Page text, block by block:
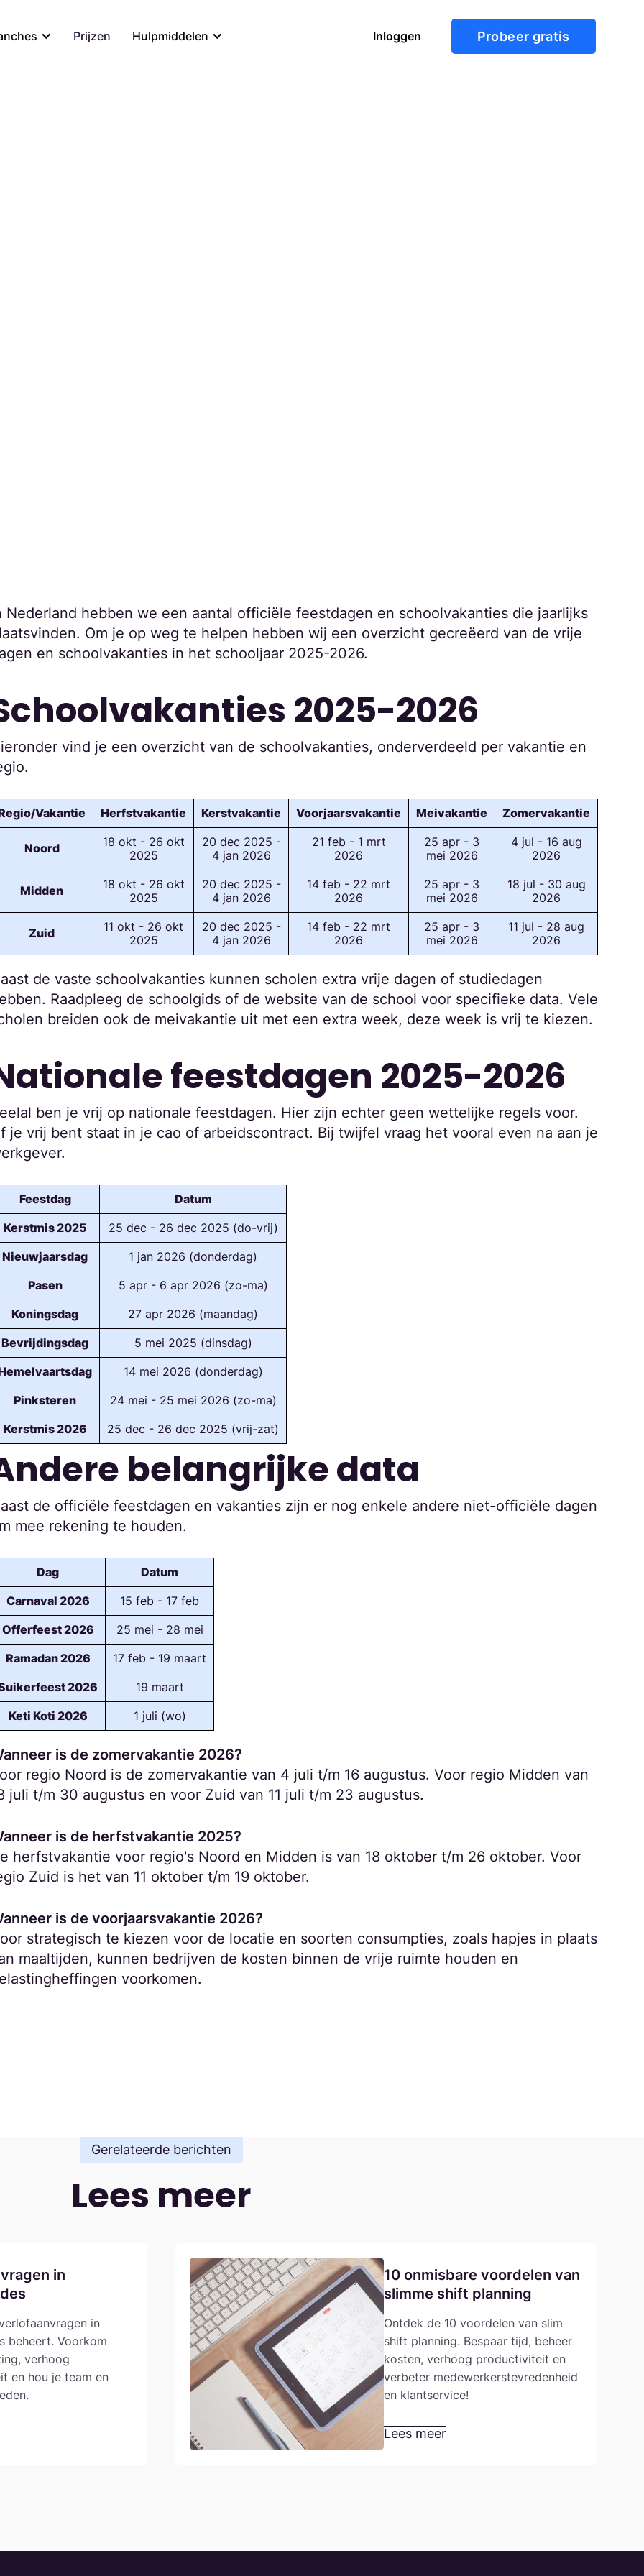
Prijzen Hulpmiddelen Inloggen Probeer gratis
Nederland hebben we een aantal officiële feestdagen en schoolvakanties die jaarlijks
Om je op weg te helpen hebben wij een overzicht gecreëerd van de vrije
en schoolvakanties in het schooljaar 2025-2026.
2025-2026
vind je een overzicht van de schoolvakanties, onderverdeeld per vakantie en
Vakantie Herfstvakantie Kerstvakantie Voorjaarsvakantie Meivakantie Zomervakantie
Noord
18 okt - 26 okt
2025
20 dec 2025 -
4 jan 2026
21 feb - 1 mrt
2026
25 apr - 3
mei 2026
4 jul - 16 aug
2026
Midden
18 okt - 26 okt
2025
20 dec 2025 -
4 jan 2026
14 feb - 22 mrt
2026
25 apr - 3
mei 2026
18 jul - 30 aug
2026
Zuid
11 okt - 26 okt
2025
20 dec 2025 -
4 jan 2026
14 feb - 22 mrt
2026
25 apr - 3
mei 2026
11 jul - 28 aug
2026
de vaste schoolvakanties kunnen scholen extra vrije dagen of studiedagen
Raadpleeg de schoolgids of de website van de school voor specifieke data. Vele
breiden ook de meivakantie uit met een extra week, deze week is vrij te kiezen.
feestdagen 2025-2026
ben je vrij op nationale feestdagen. Hier zijn echter geen wettelijke regels voor.
je vrij bent staat in je cao of arbeidscontract. Bij twijfel vraag het vooral even na aan je
Feestdag
Datum
Kerstmis 2025
25 dec - 26 dec 2025 (do-vrij)
Nieuwjaarsdag
1 jan 2026 (donderdag)
Pasen
5 apr - 6 apr 2026 (zo-ma)
Koningsdag
27 apr 2026 (maandag)
Bevrijdingsdag
5 mei 2025 (dinsdag)
14 mei 2026 (donderdag)
Pinksteren
24 mei - 25 mei 2026 (zo-ma)
Kerstmis 2026
25 dec - 26 dec 2025 (vrij-zat)
belangrijke data
de officiële feestdagen en vakanties zijn er nog enkele andere niet-officiële dagen
mee rekening te houden.
Dag
Datum
Carnaval 2026
15 feb - 17 feb
Offerfeest 2026
25 mei - 28 mei
Ramadan 2026
17 feb - 19 maart
2026
19 maart
Keti Koti 2026
1 juli (wo)
is de zomervakantie 2026?
regio Noord is de zomervakantie van 4 juli t/m 16 augustus. Voor regio Midden van
juli t/m 30 augustus en voor Zuid van 11 juli t/m 23 augustus.
is de herfstvakantie 2025?
herfstvakantie voor regio's Noord en Midden is van 18 oktober t/m 26 oktober. Voor
Zuid is het van 11 oktober t/m 19 oktober.
is de voorjaarsvakantie 2026?
strategisch te kiezen voor de locatie en soorten consumpties, zoals hapjes in plaats
maaltijden, kunnen bedrijven de kosten binnen de vrije ruimte houden en
voorkomen.
Gerelateerde berichten
Lees meer
in
in
beheert. Voorkom
verhoog
en hou je team en
10 onmisbare voordelen van
slimme shift planning
Ontdek de 10 voordelen van slim
shift planning. Bespaar tijd, beheer
kosten, verhoog productiviteit en
verbeter medewerkerstevredenheid
en klantservice!
Lees meer